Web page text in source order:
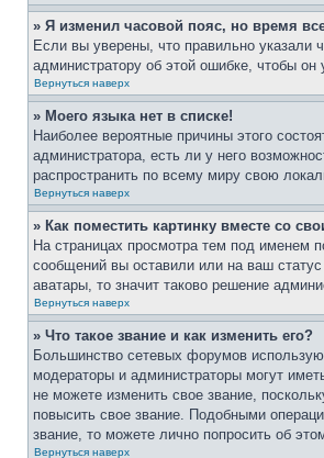
» Я изменил часовой пояс, но время
Если вы уверены, что правильно указали
администратору об этой ошибке, чтобы он
Вернуться наверх
» Моего языка нет в списке!
Наиболее вероятные причины этого
администратора, есть ли у него
распространить по всему миру свою
Вернуться наверх
» Как поместить картинку вместе со
На страницах просмотра тем под именем
сообщений вы оставили или на ваш
аватары, то значит таково решение
Вернуться наверх
» Что такое звание и как изменить его?
Большинство сетевых форумов
модераторы и администраторы могут
не можете изменить свое звание,
повысить свое звание. Подобными
звание, то можете лично попросить об
Вернуться наверх